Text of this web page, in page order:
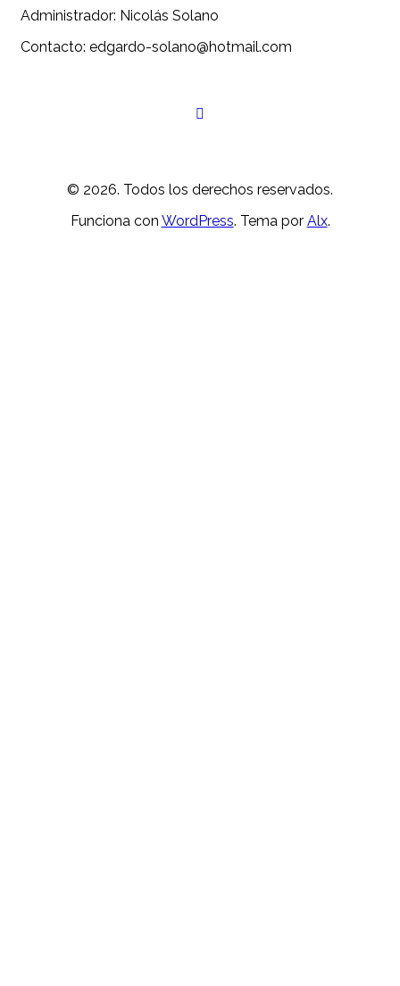
Administrador: Nicolás Solano
Contacto: edgardo-solano@hotmail.com
© 2026. Todos los derechos reservados.
Funciona con WordPress. Tema por Alx.